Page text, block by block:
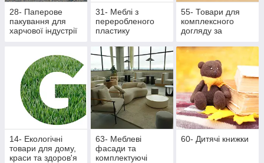
28- Паперове
пакування для
харчової індустрії
31- Меблі з
переробленого
пластику
55- Товари для
комплексного
догляду за
порожниною
14- Екологічні
товари для дому,
краси та здоров'я
63- Меблеві
фасади та
комплектуючі
60- Дитячі книжки